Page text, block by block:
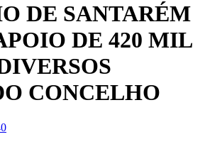
DE SANTARÉM
DE 420 MIL
CONCELHO
0